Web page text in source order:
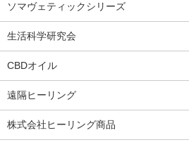
ソマヴェティックシリーズ
生活科学研究会
CBDオイル
遠隔ヒーリング
株式会社ヒーリング商品